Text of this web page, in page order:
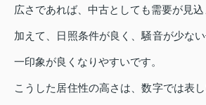
広さであれば、中古としても需要が見込
加えて、日照条件が良く、騒音が少な
一印象が良くなりやすいです。
こうした居住性の高さは、数字では表